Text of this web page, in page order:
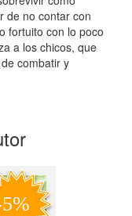
de no contar con
fortuito con lo poco
a los chicos, que
combatir y